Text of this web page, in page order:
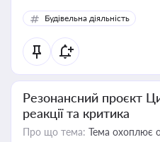
Будівельна діяльність
Резонансний проєкт
реакції та критика
Про що тема: Тема охоплює